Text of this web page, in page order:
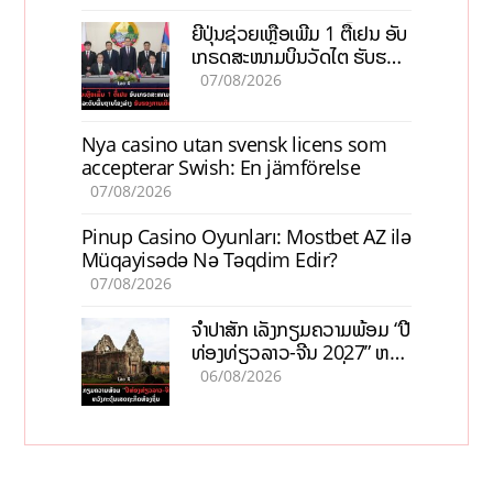
ຍີ່ປຸ່ນຊ່ວຍເຫຼືອເພີ່ມ 1 ຕື້ເຢນ ອັບ
ເກຣດສະໜາມບິນວັດໄຕ ຮັບຮອງ
ການເຕີບໂຕ
07/08/2026
Nya casino utan svensk licens som
accepterar Swish: En jämförelse
07/08/2026
Pinup Casino Oyunları: Mostbet AZ ilə
Müqayisədə Nə Təqdim Edir?
07/08/2026
ຈຳປາສັກ ເລັ່ງກຽມຄວາມພ້ອມ “ປີ
ທ່ອງທ່ຽວລາວ-ຈີນ 2027” ຫວັງ
ກະຕຸ້ນເສດຖະກິດທ້ອງຖິ່ນ
06/08/2026